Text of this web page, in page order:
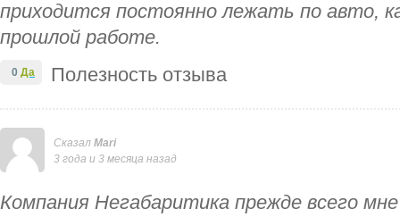
приходится постоянно лежать по авто,
прошлой работе.
Полезность отзыва
0 Да
Сказал Mari
3 года и 3 месяца назад
Компания Негабаритика прежде всего